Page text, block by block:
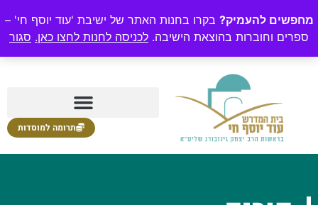
מחפשים להעמיק? בקרו בחנות האתר של ישיבת 'עוד יוסף חי' –
ספרים וחוברות בהוצאת הישיבה. לכניסה לחנות לחצו כאן. סגור
תרומה למוסדות